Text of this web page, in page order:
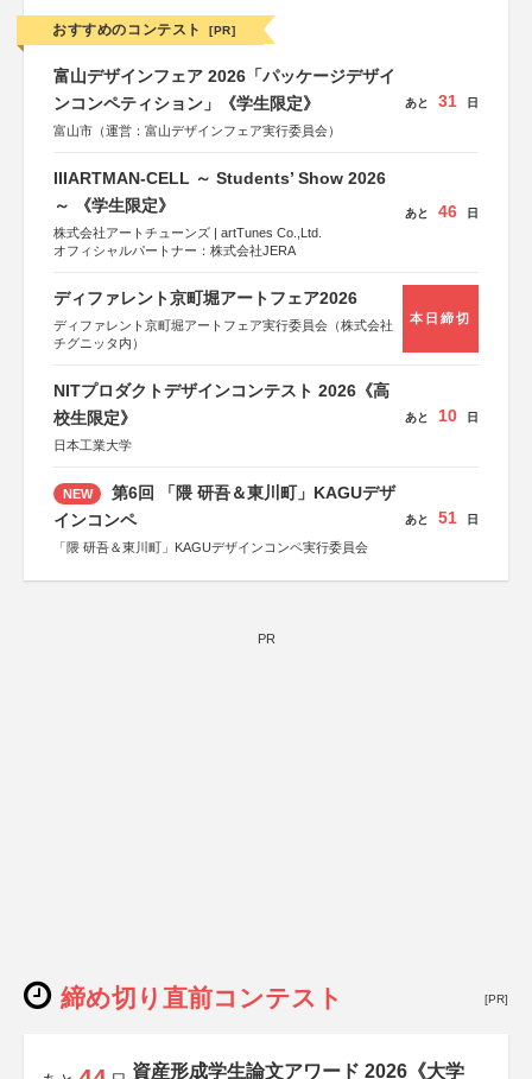
おすすめのコンテスト [PR]
富山デザインフェア 2026「パッケージデザイ
ンコンペティション」《学生限定》
富山市（運営：富山デザインフェア実行委員会）
あと 31 日
IIIARTMAN-CELL ～ Students’ Show 2026
～ 《学生限定》
株式会社アートチューンズ | artTunes Co.,Ltd.
オフィシャルパートナー：株式会社JERA
あと 46 日
ディファレント京町堀アートフェア2026
ディファレント京町堀アートフェア実行委員会（株式会社
チグニッタ内）
本日締切
NITプロダクトデザインコンテスト 2026《高
校生限定》
日本工業大学
あと 10 日
NEW
第6回 「隈 研吾＆東川町」KAGUデザ
インコンペ
「隈 研吾＆東川町」KAGUデザインコンペ実行委員会
あと 51 日
PR
締め切り直前コンテスト [PR]
資産形成学生論文アワード 2026《大学